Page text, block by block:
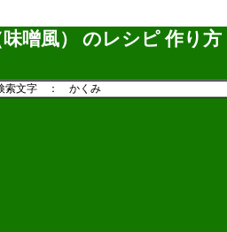
噌風） のレシピ 作り方
文字 ： かくみ